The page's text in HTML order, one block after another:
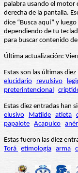
palabra usando el motor
derecha de la pantalla.
dice “Busca aquí” y
dependiendo de tu
para buscar contenido
Última actualización:
Estas son las últimas
elucidario
revulsivo
preterintencional
Estas diez entradas han
elusivo
Matilde atleta
papalote Acapulco
Estas fueron las diez
Torá etimología arma